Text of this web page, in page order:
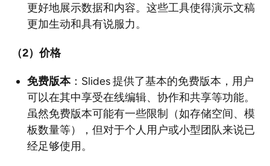
更好地展示数据和内容。这些工具使得演示文稿
更加生动和具有说服力。
（2）价格
免费版本：Slides 提供了基本的免费版本，用户
可以在其中享受在线编辑、协作和共享等功能。
虽然免费版本可能有一些限制（如存储空间、模
板数量等），但对于个人用户或小型团队来说已
经足够使用。